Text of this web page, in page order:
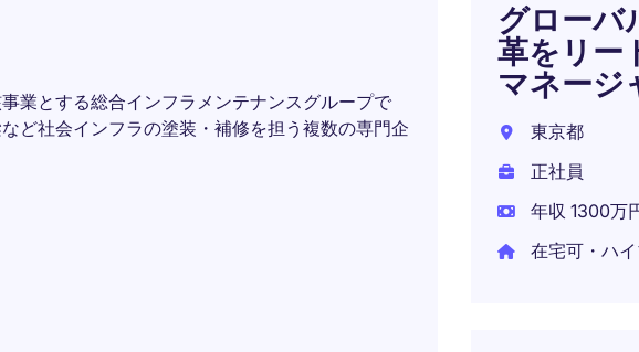
業とする総合インフラメンテナンスグループで
ど社会インフラの塗装・補修を担う複数の専門企
グローバ
革をリー
マネージ
東京都
正社員
年収 1300万
在宅可・ハ